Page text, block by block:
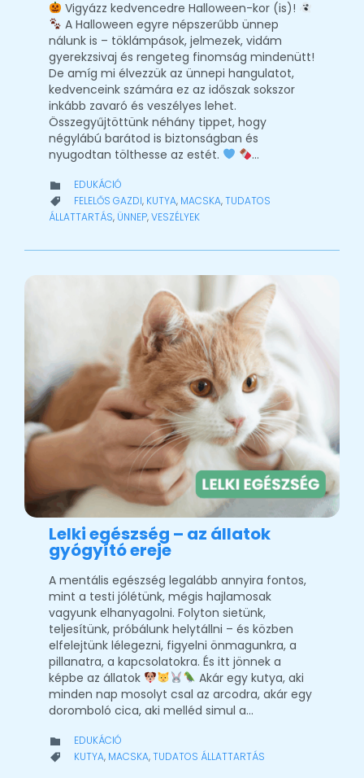
Vigyázz kedvencedre Halloween-kor (is)!
A Halloween egyre népszerűbb ünnep
nálunk is – töklámpások, jelmezek, vidám
gyerekzsivaj és rengeteg finomság mindenütt!
De amíg mi élvezzük az ünnepi hangulatot,
kedvenceink számára ez az időszak sokszor
inkább zavaró és veszélyes lehet.
Összegyűjtöttünk néhány tippet, hogy
négylábú barátod is biztonságban és
nyugodtan tölthesse az estét.
…
 CATEGORY
EDUKÁCIÓ
 CATEGORY
FELELŐS GAZDI, KUTYA, MACSKA,TUDATOS
ÁLLATTARTÁS, ÜNNEP,VESZÉLYEK
Lelki egészség – az állatok
gyógyító ereje
A mentális egészség legalább annyira fontos,
mint a testi jólétünk, mégis hajlamosak
vagyunk elhanyagolni. Folyton sietünk,
teljesítünk, próbálunk helytállni – és közben
elfelejtünk lélegezni, figyelni önmagunkra, a
pillanatra, a kapcsolatokra. És itt jönnek a
képbe az állatok
Akár egy kutya, aki
minden nap mosolyt csal az arcodra, akár egy
doromboló cica, aki melléd simul a…
 CATEGORY
EDUKÁCIÓ
 CATEGORY
KUTYA, MACSKA,TUDATOS ÁLLATTARTÁS